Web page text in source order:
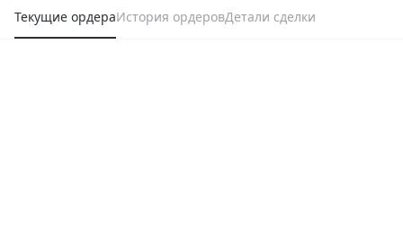
Текущие ордераИстория ордеровДетали сделки